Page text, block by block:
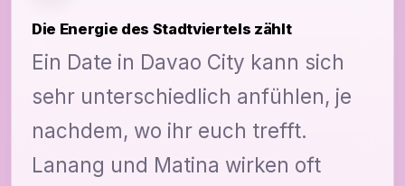
Die Energie des Stadtviertels zählt
Ein Date in Davao City kann sich
sehr unterschiedlich anfühlen, je
nachdem, wo ihr euch trefft.
Lanang und Matina wirken oft